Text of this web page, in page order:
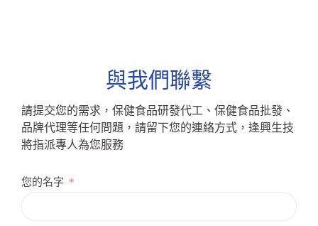
與我們聯繫
請提交您的需求，保健食品研發代工、保健食品批發、
品牌代理等任何問題，請留下您的連絡方式，逢興生技
將指派專人為您服務
您的名字